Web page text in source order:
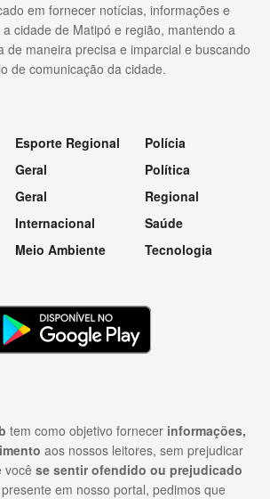
em fornecer notícias, informações e
cidade de Matipó e região, mantendo a
de maneira precisa e imparcial e buscando
de comunicação da cidade.
Esporte Regional
Geral
Geral
Internacional
Meio Ambiente
Polícia
Política
Regional
Saúde
Tecnologia
tem como objetivo fornecer informações,
aos nossos leitores, sem prejudicar
você se sentir ofendido ou prejudicado
em nosso portal, pedimos que